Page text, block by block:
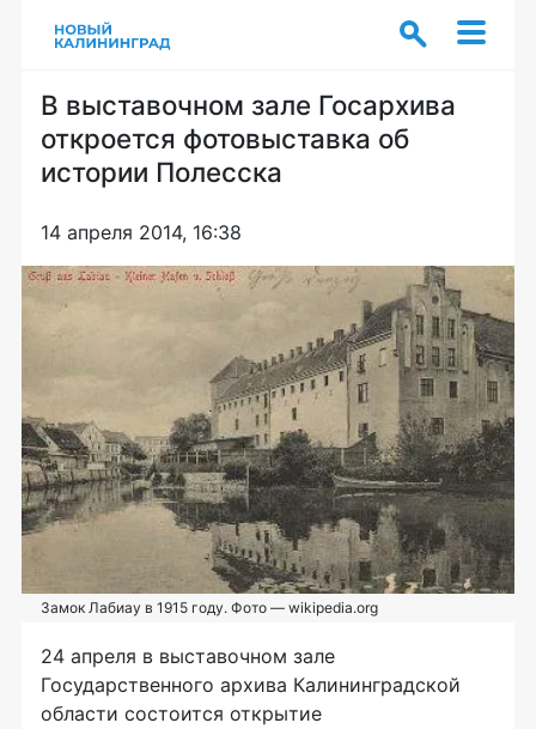
В выставочном зале Госархива
откроется фотовыставка об
истории Полесска
14 апреля 2014, 16:38
Замок Лабиау в 1915 году. Фото — wikipedia.org
24 апреля в выставочном зале
Государственного архива Калининградской
области состоится открытие